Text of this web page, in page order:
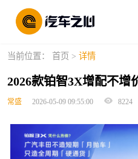
当前位置： 首页 > 详情
2026款铂智3X增配不增
常盛 2026-05-09 09:55:00 8224